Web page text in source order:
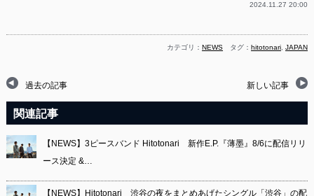
2024.11.27 20:00
カテゴリ： NEWS タグ： hitotonari,JAPAN
過去の記事 新しい記事
関連記事
【NEWS】3ピースバンド Hitotonari 新作E.P.『薄墨』8/6に配信リリ
ース決定 &…
【NEWS】Hitotonari 渋谷の夜をまとめあげたシングル「渋谷」の配